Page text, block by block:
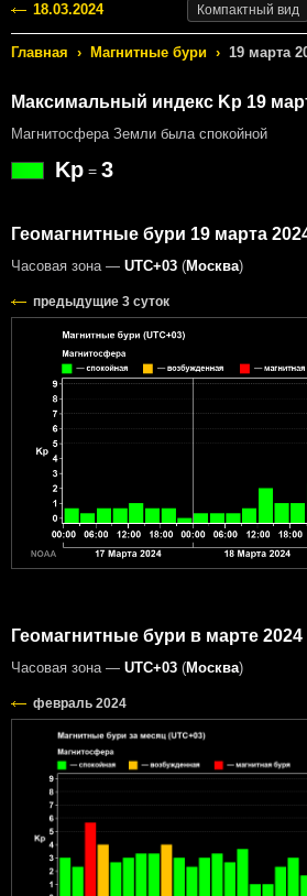
18.03.2024 Компактный вид
Главная › Магнитные бури › 19 марта
Максимальный индекс Kp 19
Магнитосфера Земли была спокойной
Kp = 3
Геомагнитные бури 19 марта
Часовая зона — UTC+03 (Москва)
предыдущие 3 суток
Геомагнитные бури в марте 2024
Часовая зона — UTC+03 (Москва)